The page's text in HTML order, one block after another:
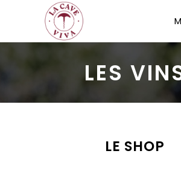
LES
LE SHOP